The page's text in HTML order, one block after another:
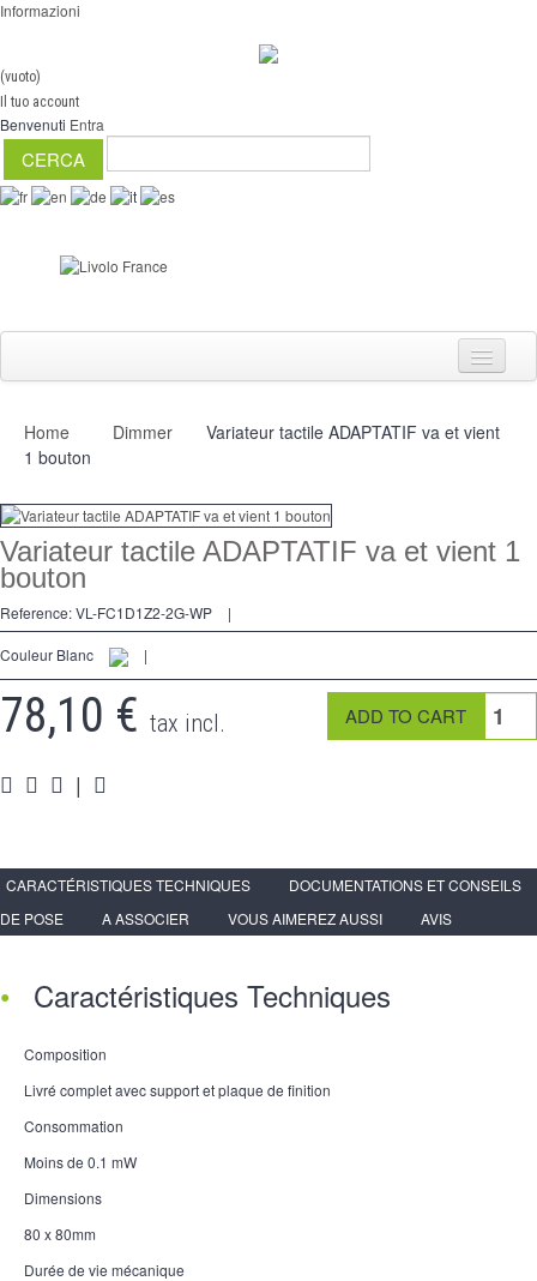
Informazioni
(vuoto)
Il tuo account
Benvenuti Entra
Interruttori
2 modi
preso
Spéciales
accessori
Pièces
Media
Home Dimmer
Variateur tactile ADAPTATIF va et vient
1 bouton
Variateur tactile ADAPTATIF va et vient 1
bouton
Reference:VL-FC1D1Z2-2G-WP |
Couleur Blanc |
78,10 € tax incl.
|
CARACTÉRISTIQUES TECHNIQUES
DOCUMENTATIONS ET CONSEILS
DE POSE
A ASSOCIER VOUS AIMEREZ AUSSI AVIS
Caractéristiques Techniques
Composition
Livré complet avec support et plaque de finition
Consommation
Moins de 0.1 mW
Dimensions
80 x 80mm
Durée de vie mécanique